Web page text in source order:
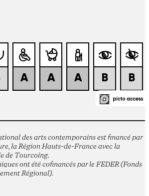
des arts contemporains est financé par
la Région Hauts-de-France avec la
de Tourcoing.
ont été cofinancés par le FEDER (Fonds
Régional).